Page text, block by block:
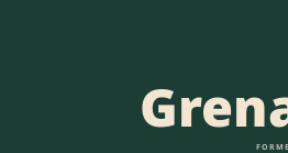
FORME